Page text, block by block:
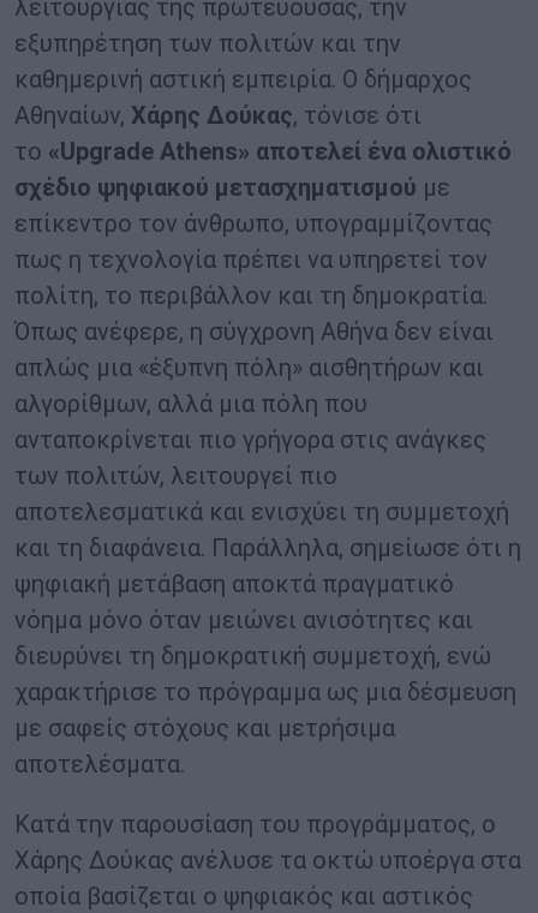
λειτουργίας της πρωτεύουσας, την
εξυπηρέτηση των πολιτών και την
καθημερινή αστική εμπειρία. Ο δήμαρχος
Αθηναίων, Χάρης Δούκας, τόνισε ότι
το «Upgrade Athens» αποτελεί ένα ολιστικό
σχέδιο ψηφιακού μετασχηματισμού με
επίκεντρο τον άνθρωπο, υπογραμμίζοντας
πως η τεχνολογία πρέπει να υπηρετεί τον
πολίτη, το περιβάλλον και τη δημοκρατία.
Όπως ανέφερε, η σύγχρονη Αθήνα δεν είναι
απλώς μια «έξυπνη πόλη» αισθητήρων και
αλγορίθμων, αλλά μια πόλη που
ανταποκρίνεται πιο γρήγορα στις ανάγκες
των πολιτών, λειτουργεί πιο
αποτελεσματικά και ενισχύει τη συμμετοχή
και τη διαφάνεια. Παράλληλα, σημείωσε ότι η
ψηφιακή μετάβαση αποκτά πραγματικό
νόημα μόνο όταν μειώνει ανισότητες και
διευρύνει τη δημοκρατική συμμετοχή, ενώ
χαρακτήρισε το πρόγραμμα ως μια δέσμευση
με σαφείς στόχους και μετρήσιμα
αποτελέσματα.
Κατά την παρουσίαση του προγράμματος, ο
Χάρης Δούκας ανέλυσε τα οκτώ υποέργα στα
οποία βασίζεται ο ψηφιακός και αστικός